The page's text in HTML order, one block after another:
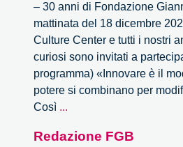
– 30 anni di Fondazione
mattinata del 18 dicembre
Culture Center e tutti i nostri
curiosi sono invitati a
programma) «Innovare è il
potere si combinano per
Così ...
30
Redazione FGB